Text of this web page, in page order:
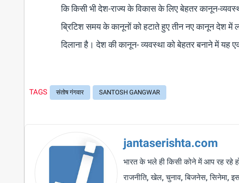
कि किसी भी देश-राज्य के विकास के लिए बेहतर कानून-
ब्रिटिश समय के कानूनों को हटाते हुए तीन नए कानून देश में
दिलाना है। देश की कानून- व्यवस्था को बेहतर बनाने में यह
TAGS संतोष गंगवार SANTOSH GANGWAR
jantaserishta.com
भारत के भले ही किसी कोने में आप रह रहे
राजनीति, खेल, चुनाव, बिजनेस, सिनेमा,